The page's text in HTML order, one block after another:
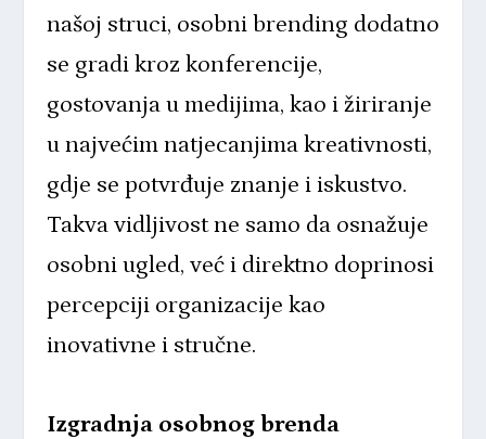
našoj struci, osobni brending dodatno
se gradi kroz konferencije,
gostovanja u medijima, kao i žiriranje
u najvećim natjecanjima kreativnosti,
gdje se potvrđuje znanje i iskustvo.
Takva vidljivost ne samo da osnažuje
osobni ugled, već i direktno doprinosi
percepciji organizacije kao
inovativne i stručne.
Izgradnja osobnog brenda